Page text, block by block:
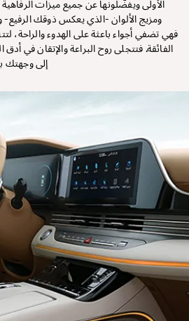
الأولى ويفضّلونها عن جميع ميزات الرفاهية
ومزيج الألوان -الذي يعكس ذوقك
فهي تضفي أجواء باعثة على الهدوء والراحة،
الفائقة. فتتجلى روح البراعة والإتقان في
إلى وجهتك